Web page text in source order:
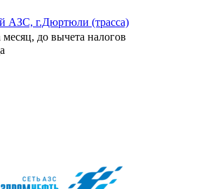
АЗС, г.Дюртюли (трасса)
месяц, до вычета налогов